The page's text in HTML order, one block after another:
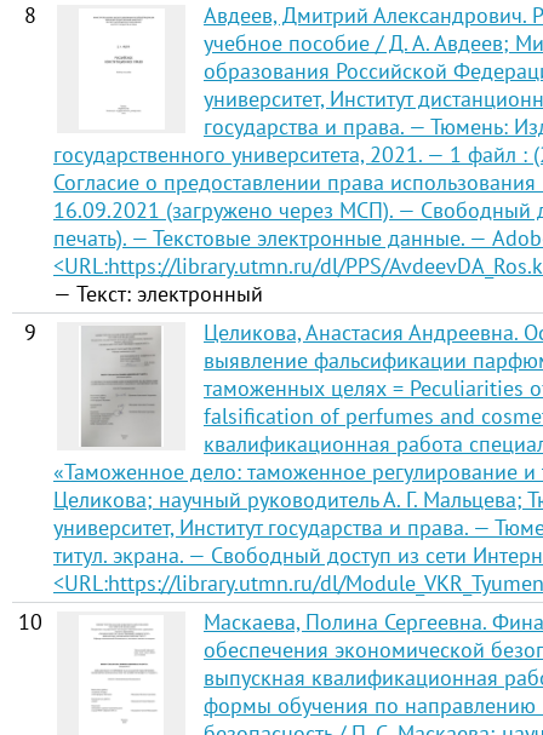
8
Авдеев, Дмитрий Александрович.
учебное пособие / Д. А. Авдеев;
образования Российской
университет, Институт
государства и права. — Тюмень:
государственного университета, 2021. — 1 файл
Согласие о предоставлении права
16.09.2021 (загружено через МСП). — Свободный
печать). — Текстовые электронные данные. —
<URL:https://library.utmn.ru/dl/PPS/
— Текст: электронный
9
Целикова, Анастасия Андреевна.
выявление фальсификации
таможенных целях =
falsification of perfumes and
квалификационная работа
«Таможенное дело: таможенное регулирование
Целикова; научный руководитель А. Г. Мальцева;
университет, Институт государства и права. —
титул. экрана. — Свободный доступ из сети
<URL:https://library.utmn.ru/dl/
10
Маскаева, Полина Сергеевна.
обеспечения экономической
выпускная квалификационная
формы обучения по направлению